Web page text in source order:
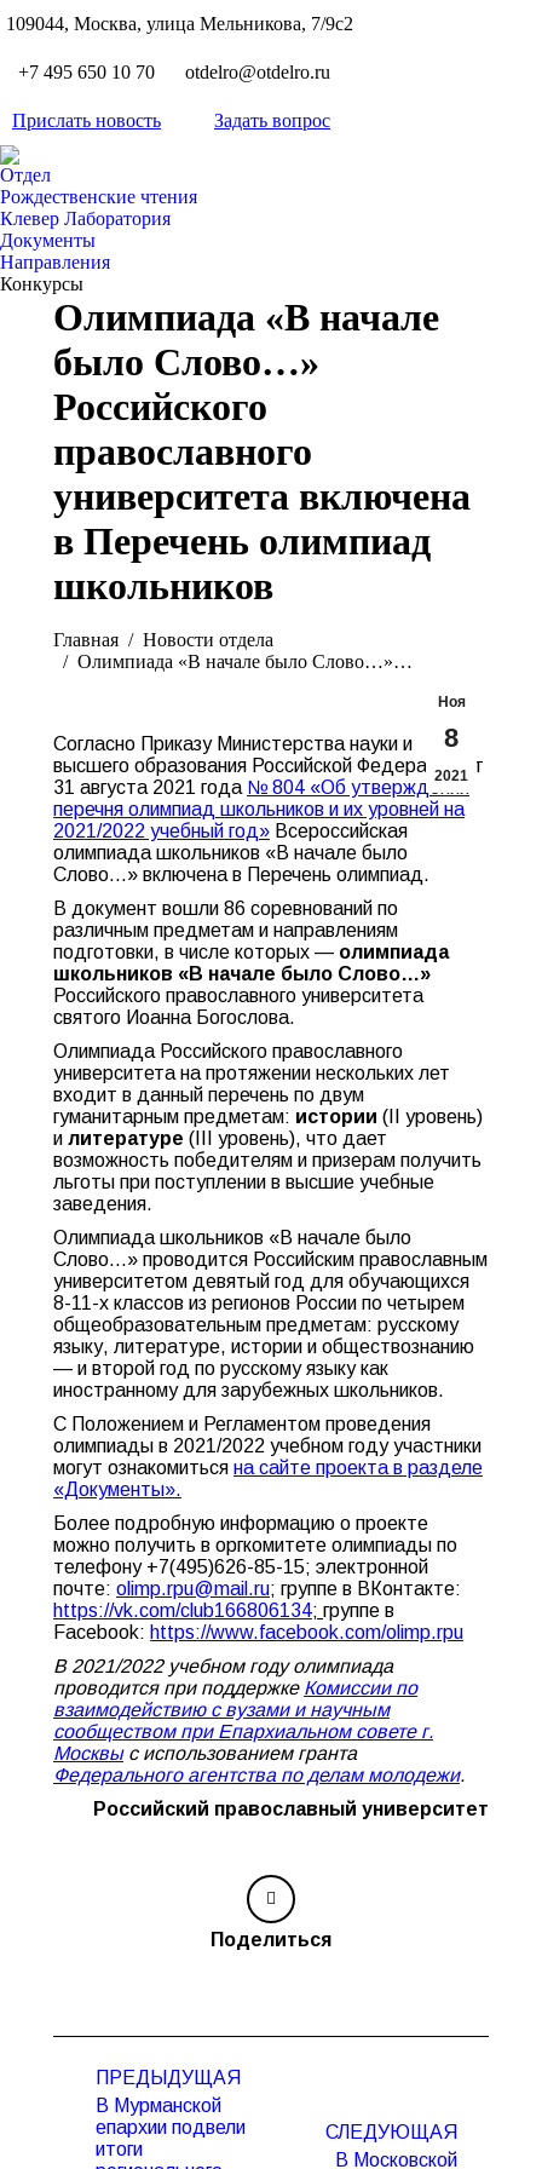
109044, Москва, улица Мельникова, 7/9с2
+7 495 650 10 70 otdelro@otdelro.ru
Прислать новость Задать вопрос
Отдел
Рождественские чтения
Клевер Лаборатория
Документы
Направления
Конкурсы
Олимпиада «В начале
было Слово…»
Российского
православного
университета включена
в Перечень олимпиад
школьников
Главная
Новости отдела
Олимпиада «В начале было Слово…»…
Ноя
8
2021
Согласно Приказу Министерства науки и
высшего образования Российской Федерации от
31 августа 2021 года № 804 «Об утверждении
перечня олимпиад школьников и их уровней на
2021/2022 учебный год» Всероссийская
олимпиада школьников «В начале было
Слово…» включена в Перечень олимпиад.
В документ вошли 86 соревнований по
различным предметам и направлениям
подготовки, в числе которых — олимпиада
школьников «В начале было Слово…»
Российского православного университета
святого Иоанна Богослова.
Олимпиада Российского православного
университета на протяжении нескольких лет
входит в данный перечень по двум
гуманитарным предметам: истории (II уровень)
и литературе (III уровень), что дает
возможность победителям и призерам получить
льготы при поступлении в высшие учебные
заведения.
Олимпиада школьников «В начале было
Слово…» проводится Российским православным
университетом девятый год для обучающихся
8-11-х классов из регионов России по четырем
общеобразовательным предметам: русскому
языку, литературе, истории и обществознанию
— и второй год по русскому языку как
иностранному для зарубежных школьников.
С Положением и Регламентом проведения
олимпиады в 2021/2022 учебном году участники
могут ознакомиться на сайте проекта в разделе
«Документы».
Более подробную информацию о проекте
можно получить в оргкомитете олимпиады по
телефону +7(495)626-85-15; электронной
почте: olimp.rpu@mail.ru; группе в ВКонтакте:
https://vk.com/club166806134; группе в
Facebook: https://www.facebook.com/olimp.rpu
В 2021/2022 учебном году олимпиада
проводится при поддержке Комиссии по
взаимодействию с вузами и научным
сообществом при Епархиальном совете г.
Москвыс использованием гранта
Федерального агентства по делам молодежи.
Российский православный университет
Поделиться
записям
ПРЕДЫДУЩАЯ
В Мурманской
епархии подвели
итоги
СЛЕДУЮЩАЯ
В Московской